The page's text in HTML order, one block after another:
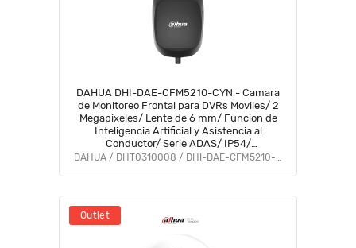
DAHUA DHI-DAE-CFM5210-CYN - Camara
de Monitoreo Frontal para DVRs Moviles/ 2
Megapixeles/ Lente de 6 mm/ Funcion de
Inteligencia Artificial y Asistencia al
Conductor/ Serie ADAS/ IP54/
#ConducciónSegura #CMO
DAHUA / DHT0310008 / DHI-DAE-CFM5210-CYN
Outlet